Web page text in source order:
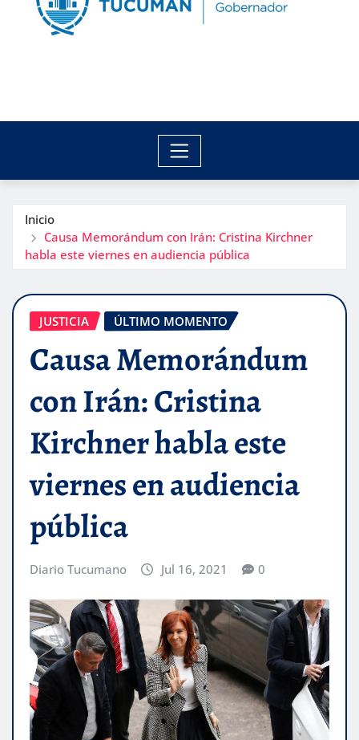
Inicio
Causa Memorándum con Irán: Cristina Kirchner
habla este viernes en audiencia pública
JUSTICIA ÚLTIMO MOMENTO
Causa Memorándum
con Irán: Cristina
Kirchner habla este
viernes en audiencia
pública
Diario Tucumano Jul 16, 2021 0